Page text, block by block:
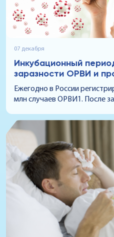
07 декабря
Инкубационный
заразности ОРВИ и
Ежегодно в России
млн случаев ОРВИ1. После
поэтому люди и не
могут заразить других, и
распространяется
статье мы выясним, когда
становится заразным при
день болезни можно без
в свет».